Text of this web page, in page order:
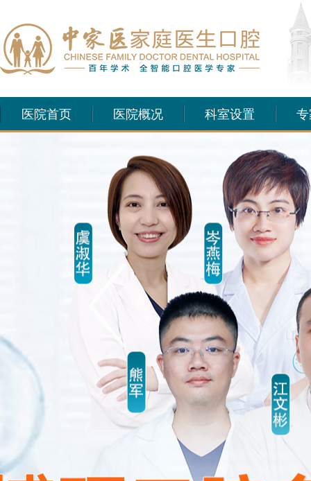
医院首页 医院概况 科室设置